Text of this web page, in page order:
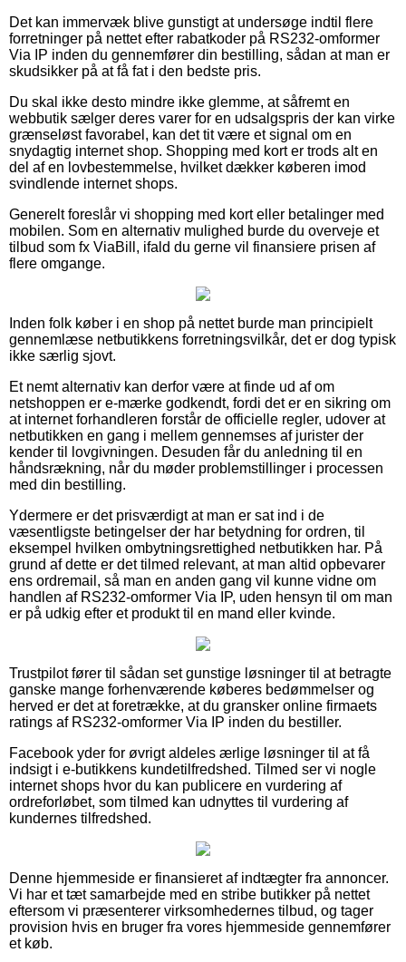
Det kan immervæk blive gunstigt at undersøge indtil flere
forretninger på nettet efter rabatkoder på RS232-omformer
Via IP inden du gennemfører din bestilling, sådan at man er
skudsikker på at få fat i den bedste pris.
Du skal ikke desto mindre ikke glemme, at såfremt en
webbutik sælger deres varer for en udsalgspris der kan virke
grænseløst favorabel, kan det tit være et signal om en
snydagtig internet shop. Shopping med kort er trods alt en
del af en lovbestemmelse, hvilket dækker køberen imod
svindlende internet shops.
Generelt foreslår vi shopping med kort eller betalinger med
mobilen. Som en alternativ mulighed burde du overveje et
tilbud som fx ViaBill, ifald du gerne vil finansiere prisen af
flere omgange.
Inden folk køber i en shop på nettet burde man principielt
gennemlæse netbutikkens forretningsvilkår, det er dog typisk
ikke særlig sjovt.
Et nemt alternativ kan derfor være at finde ud af om
netshoppen er e-mærke godkendt, fordi det er en sikring om
at internet forhandleren forstår de officielle regler, udover at
netbutikken en gang i mellem gennemses af jurister der
kender til lovgivningen. Desuden får du anledning til en
håndsrækning, når du møder problemstillinger i processen
med din bestilling.
Ydermere er det prisværdigt at man er sat ind i de
væsentligste betingelser der har betydning for ordren, til
eksempel hvilken ombytningsrettighed netbutikken har. På
grund af dette er det tilmed relevant, at man altid opbevarer
ens ordremail, så man en anden gang vil kunne vidne om
handlen af RS232-omformer Via IP, uden hensyn til om man
er på udkig efter et produkt til en mand eller kvinde.
Trustpilot fører til sådan set gunstige løsninger til at betragte
ganske mange forhenværende køberes bedømmelser og
herved er det at foretrække, at du gransker online firmaets
ratings af RS232-omformer Via IP inden du bestiller.
Facebook yder for øvrigt aldeles ærlige løsninger til at få
indsigt i e-butikkens kundetilfredshed. Tilmed ser vi nogle
internet shops hvor du kan publicere en vurdering af
ordreforløbet, som tilmed kan udnyttes til vurdering af
kundernes tilfredshed.
Denne hjemmeside er finansieret af indtægter fra annoncer.
Vi har et tæt samarbejde med en stribe butikker på nettet
eftersom vi præsenterer virksomhedernes tilbud, og tager
provision hvis en bruger fra vores hjemmeside gennemfører
et køb.